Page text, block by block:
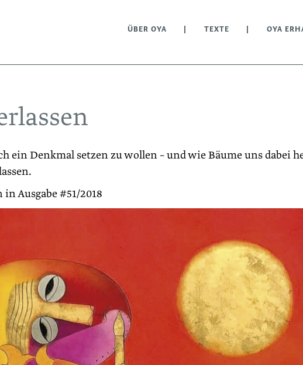
ÜBER OYA TEXTE OYA
ein Denkmal setzen zu wollen – und wie Bäume uns dabei
Ausgabe #51/2018